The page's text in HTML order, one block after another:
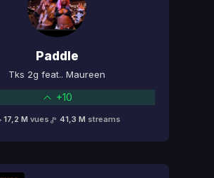
Paddle
Tks 2g feat.. Maureen
+10
17,2 M vues 41,3 M streams